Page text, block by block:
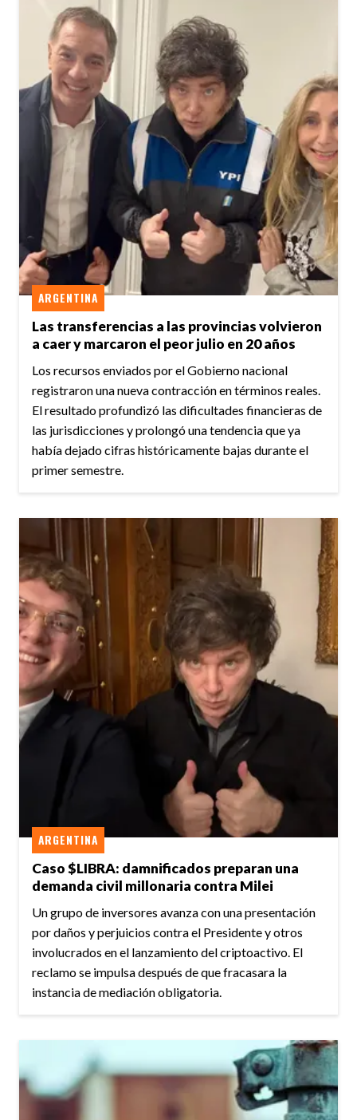
Las transferencias a las provincias volvieron
a caer y marcaron el peor julio en 20 años
ARGENTINA
Los recursos enviados por el Gobierno nacional
registraron una nueva contracción en términos reales.
El resultado profundizó las dificultades financieras de
las jurisdicciones y prolongó una tendencia que ya
había dejado cifras históricamente bajas durante el
primer semestre.
Caso $LIBRA: damnificados preparan una
demanda civil millonaria contra Milei
ARGENTINA
Un grupo de inversores avanza con una presentación
por daños y perjuicios contra el Presidente y otros
involucrados en el lanzamiento del criptoactivo. El
reclamo se impulsa después de que fracasara la
instancia de mediación obligatoria.